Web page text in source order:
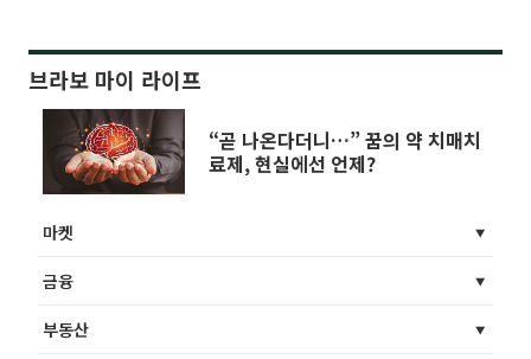
브라보 마이 라이프
“곧 나온다더니…” 꿈의 약 치매치
료제, 현실에선 언제?
마켓
금융
부동산